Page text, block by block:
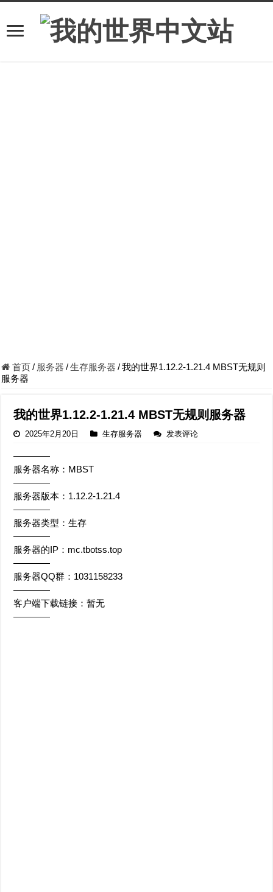
首页/ 服务器 /生存服务器 /我的世界1.12.2-1.21.4 MBST无规则
服务器
我的世界1.12.2-1.21.4 MBST无规则服务器
2025年2月20日 生存服务器 发表评论
————
服务器名称：MBST
————
服务器版本：1.12.2-1.21.4
————
服务器类型：生存
————
服务器的IP：mc.tbotss.top
————
服务器QQ群：1031158233
————
客户端下载链接：暂无
————